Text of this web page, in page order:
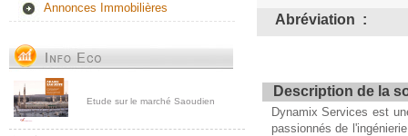
Annonces Immobilières
Etude sur le marché Saoudien
Abréviation :
Description de la
Dynamix Services est
passionnés de